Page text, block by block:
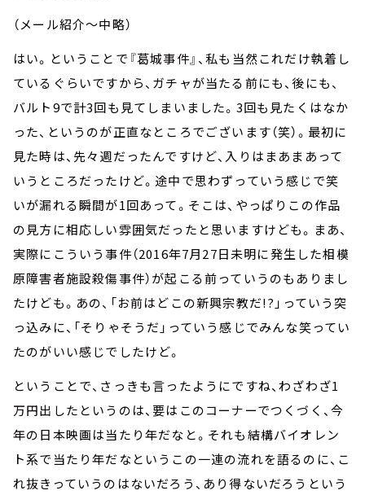
（メール紹介～中略）
はい。ということで『葛城事件』、私も当然これだけ執着し
ているぐらいですから、ガチャが当たる前にも、後にも、
バルト9で計3回も見てしまいました。3回も見たくはなか
った、というのが正直なところでございます（笑）。最初に
見た時は、先々週だったんですけど、入りはまあまあって
いうところだったけど。途中で思わずっていう感じで笑
いが漏れる瞬間が1回あって。そこは、やっぱりこの作品
の見方に相応しい雰囲気だったと思いますけども。まあ、
実際にこういう事件（2016年7月27日未明に発生した相模
原障害者施設殺傷事件）が起こる前っていうのもありまし
たけども。あの、「お前はどこの新興宗教だ!?」っていう突
っ込みに、「そりゃそうだ」っていう感じでみんな笑ってい
たのがいい感じでしたけど。
ということで、さっきも言ったようにですね、わざわざ1
万円出したというのは、要はこのコーナーでつくづく、今
年の日本映画は当たり年だなと。それも結構バイオレン
ト系で当たり年だなというこの一連の流れを語るのに、こ
れ抜きっていうのはないだろう、あり得ないだろうという